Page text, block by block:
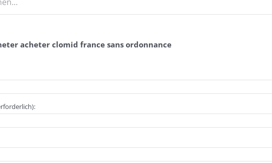
acheter clomid france sans ordonnance